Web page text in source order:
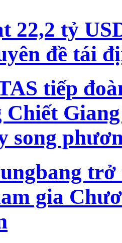
22,2 tỷ
đề tái
tiếp
song
trở
gia